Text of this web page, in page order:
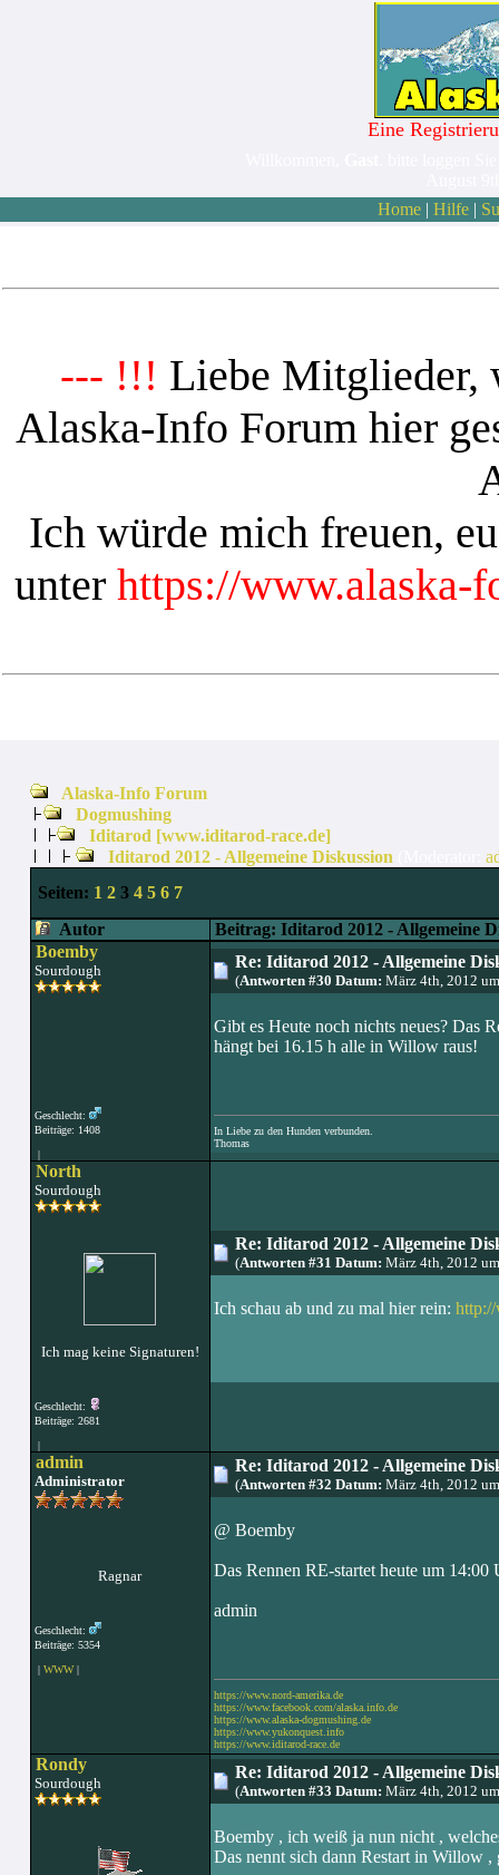
Eine
Home| Hilfe|
--- !!! Liebe Mitglieder,
Alaska-Info Forum hier
Ich würde mich freuen,
unter https://www.alaska-
Alaska-Info Forum
Dogmushing
Iditarod [www.iditarod-race.de]
Iditarod 2012 - Allgemeine Diskussion
Seiten: 1 23 4 5 6 7
Autor
Beitrag: Iditarod 2012 - Allgemeine
Boemby
Sourdough
Geschlecht:
Beiträge: 1408
|
Re: Iditarod 2012 - Allgemeine
(Antworten #30 Datum: März 4th, 2012
Gibt es Heute noch nichts neues? Das
hängt bei 16.15 h alle in Willow raus!
In Liebe zu den Hunden verbunden.
Thomas
North
Sourdough
Ich mag keine Signaturen!
Geschlecht:
Beiträge: 2681
|
Re: Iditarod 2012 - Allgemeine
(Antworten #31 Datum: März 4th, 2012
Ich schau ab und zu mal hier rein:
admin
Administrator
Ragnar
Geschlecht:
Beiträge: 5354
| WWW|
Re: Iditarod 2012 - Allgemeine
(Antworten #32 Datum: März 4th, 2012
@ Boemby
Das Rennen RE-startet heute um
admin
https://www.nord-amerika.de
https://www.facebook.com/alaska.info.de
https://www.alaska-dogmushing.de
https://www.yukonquest.info
https://www.iditarod-race.de
Rondy
Sourdough
Re: Iditarod 2012 - Allgemeine
(Antworten #33 Datum: März 4th, 2012
Boemby , ich weiß ja nun nicht ,
Das nennt sich dann Restart in Willow ,